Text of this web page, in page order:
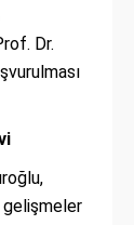
Dr.
gelişmeler